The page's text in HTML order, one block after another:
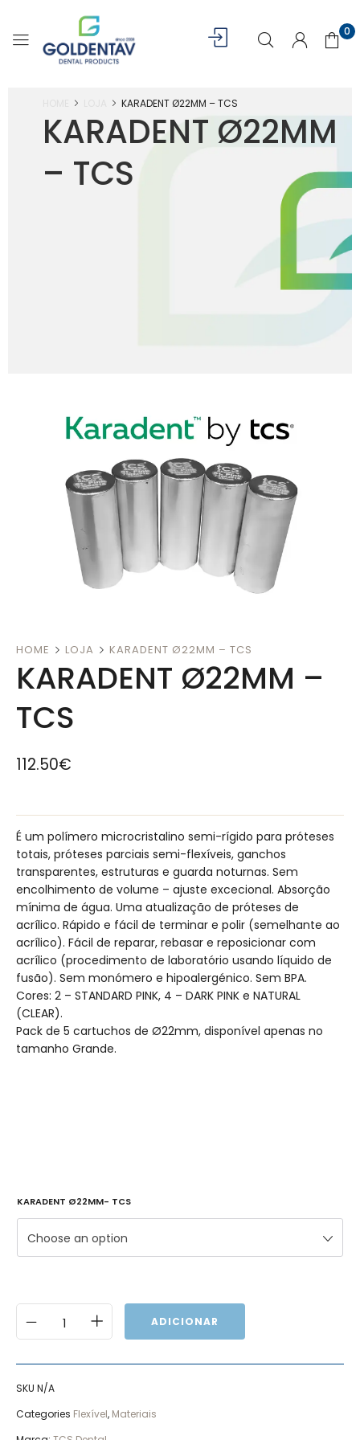
0
KARADENT Ø22MM
– TCS
KARADENT Ø22MM – TCS
HOME LOJA KARADENT Ø22MM – TCS
KARADENT Ø22MM –
TCS
112.50€
É um polímero microcristalino semi-rígido para próteses
totais, próteses parciais semi-flexíveis, ganchos
transparentes, estruturas e guarda noturnas. Sem
encolhimento de volume – ajuste excecional. Absorção
mínima de água. Uma atualização de próteses de
acrílico. Rápido e fácil de terminar e polir (semelhante ao
acrílico). Fácil de reparar, rebasar e reposicionar com
acrílico (procedimento de laboratório usando líquido de
fusão). Sem monómero e hipoalergénico. Sem BPA.
Cores: 2 – STANDARD PINK, 4 – DARK PINK e NATURAL
(CLEAR).
Pack de 5 cartuchos de Ø22mm, disponível apenas no
tamanho Grande.
KARADENT Ø22MM- TCS
Choose an option
ADICIONAR
SKU N/A
Categories Flexível, Materiais